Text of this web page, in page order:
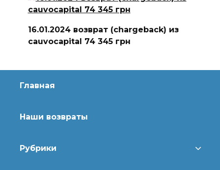
16.01.2024 возврат (chargeback) из
cauvocapital 74 345 грн
Главная
Наши возвраты
Рубрики